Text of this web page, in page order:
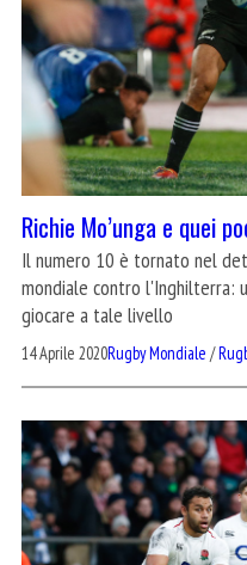
Richie Mo’unga e quei
Il numero 10 è tornato nel
mondiale contro l'Inghilterra:
giocare a tale livello
14 Aprile 2020Rugby Mondiale /